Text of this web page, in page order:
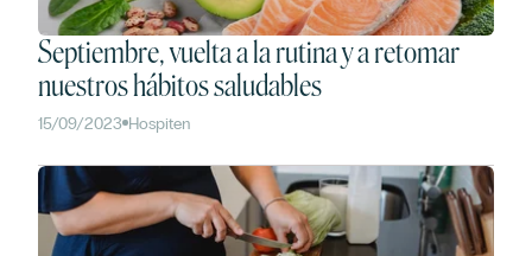
Septiembre, vuelta a la rutina y a retomar
nuestros hábitos saludables
15/09/2023 Hospiten